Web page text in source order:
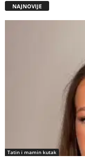
NAJNOVIJE
Tatin i mamin kutak